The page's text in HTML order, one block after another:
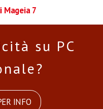
Mageia 7
su PC
INFO